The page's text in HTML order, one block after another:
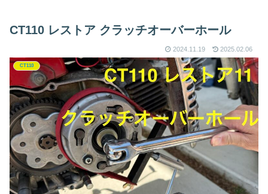
CT110 レストア クラッチオーバーホール
2024.11.19 2025.02.06
CT110